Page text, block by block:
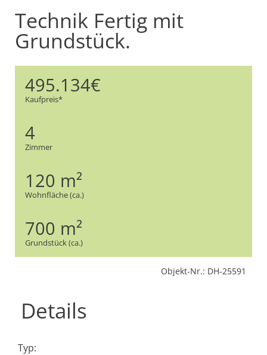
Technik Fertig mit
Grundstück.
495.134€
Kaufpreis*
4
Zimmer
120 m²
Wohnfläche (ca.)
700 m²
Grundstück (ca.)
Objekt-Nr.: DH-25591
Details
Typ: